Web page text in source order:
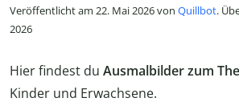
Veröffentlicht am 22. Mai 2026 von Quillbot.
2026
Hier findest du Ausmalbilder zum
Kinder und Erwachsene.